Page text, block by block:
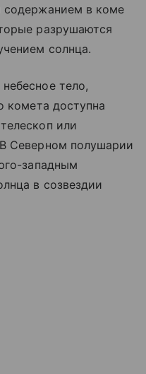
содержанием в коме
разрушаются
солнца.
тело,
комета доступна
или
Северном полушарии
западным
в созвездии